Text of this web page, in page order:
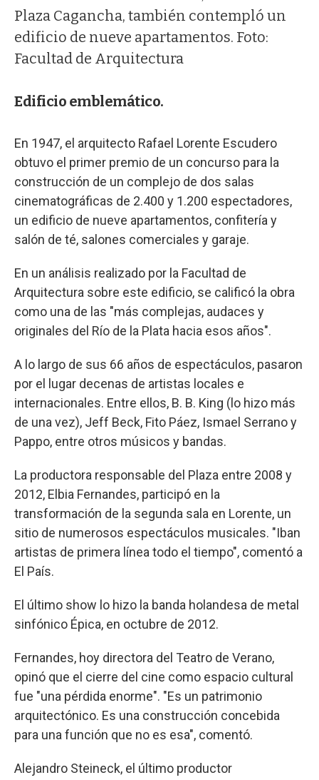
Plaza Cagancha, también contempló un
edificio de nueve apartamentos. Foto:
Facultad de Arquitectura
Edificio emblemático.
En 1947, el arquitecto Rafael Lorente Escudero
obtuvo el primer premio de un concurso para la
construcción de un complejo de dos salas
cinematográficas de 2.400 y 1.200 espectadores,
un edificio de nueve apartamentos, confitería y
salón de té, salones comerciales y garaje.
En un análisis realizado por la Facultad de
Arquitectura sobre este edificio, se calificó la obra
como una de las "más complejas, audaces y
originales del Río de la Plata hacia esos años".
A lo largo de sus 66 años de espectáculos, pasaron
por el lugar decenas de artistas locales e
internacionales. Entre ellos, B. B. King (lo hizo más
de una vez), Jeff Beck, Fito Páez, Ismael Serrano y
Pappo, entre otros músicos y bandas.
La productora responsable del Plaza entre 2008 y
2012, Elbia Fernandes, participó en la
transformación de la segunda sala en Lorente, un
sitio de numerosos espectáculos musicales. "Iban
artistas de primera línea todo el tiempo", comentó a
El País.
El último show lo hizo la banda holandesa de metal
sinfónico Épica, en octubre de 2012.
Fernandes, hoy directora del Teatro de Verano,
opinó que el cierre del cine como espacio cultural
fue "una pérdida enorme". "Es un patrimonio
arquitectónico. Es una construcción concebida
para una función que no es esa", comentó.
Alejandro Steineck, el último productor